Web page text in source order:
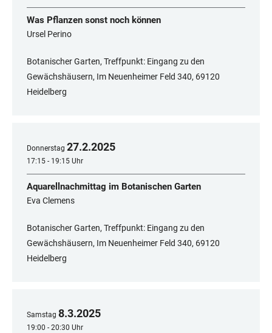
Was Pflanzen sonst noch können
Ursel Perino
Botanischer Garten, Treffpunkt: Eingang zu den
Gewächshäusern, Im Neuenheimer Feld 340, 69120
Heidelberg
Donnerstag 27.2.2025
17:15 - 19:15 Uhr
Aquarellnachmittag im Botanischen Garten
Eva Clemens
Botanischer Garten, Treffpunkt: Eingang zu den
Gewächshäusern, Im Neuenheimer Feld 340, ​​​​​​​69120
Heidelberg
Samstag 8.3.2025
19:00 - 20:30 Uhr